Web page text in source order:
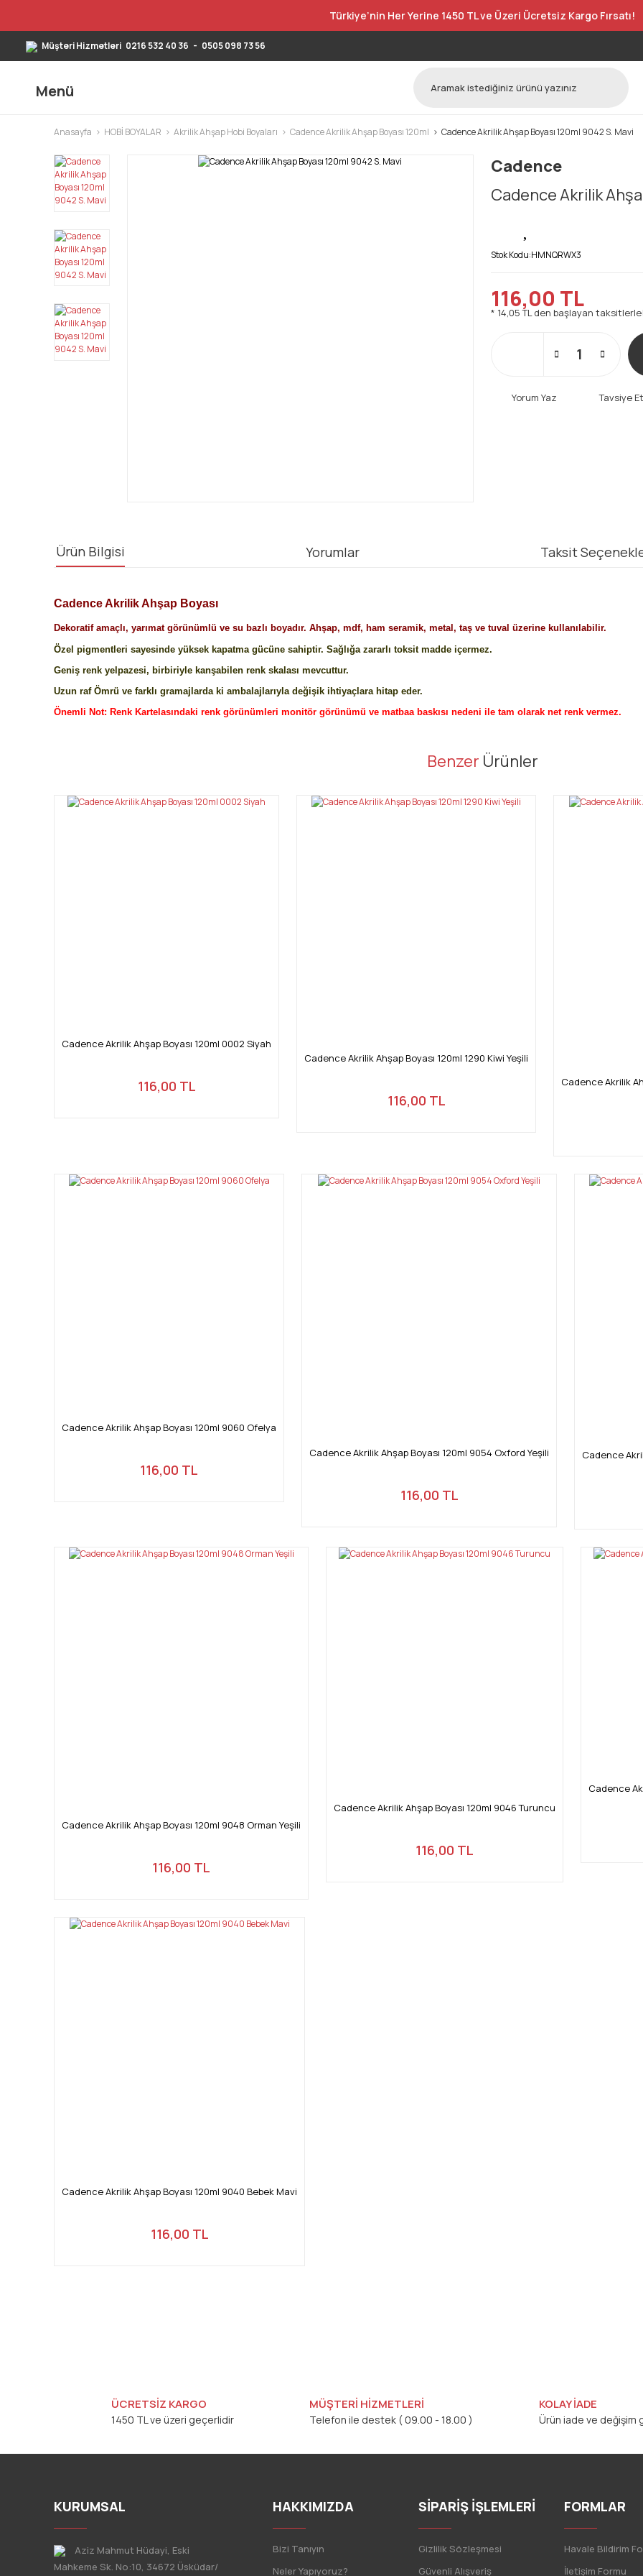
Türkiye’nin Her Yerine 1450 TL ve Üzeri Ücretsiz Kargo Fırsatı!
Müşteri Hizmetleri 0216 532 40 36 - 0505 098 73 56
Menü
Anasayfa HOBİ BOYALAR Akrilik Ahşap Hobi Boyaları Cadence Akrilik Ahşap Boyası 120ml Cadence Akrilik Ahşap Boyası 120ml 9042 S. Mavi
Cadence
Cadence Akrilik
Stok Kodu:HMNQRWX3
116,00 TL
* 14,05 TL den başlayan
Yorum Yaz Tavsiye Et
Ürün Bilgisi Yorumlar Taksit
Cadence Akrilik Ahşap Boyası
Dekoratif amaçlı, yarımat görünümlü ve su bazlı boyadır. Ahşap, mdf, ham seramik, metal, taş ve tuval üzerine kullanılabilir.
Özel pigmentleri sayesinde yüksek kapatma gücüne sahiptir. Sağlığa zararlı toksit madde içermez.
Geniş renk yelpazesi, birbiriyle kanşabilen renk skalası mevcuttur.
Uzun raf Ömrü ve farklı gramajlarda ki ambalajlarıyla değişik ihtiyaçlara hitap eder.
Önemli Not: Renk Kartelasındaki renk görünümleri monitör görünümü ve matbaa baskısı nedeni ile tam olarak net renk vermez.
Bu ürünün fiyat bilgisi, resim, ürün açıklamalarında ve diğer konularda yetersiz gördüğünüz noktaları öneri formunu kullanarak
Ürün resmi kalitesiz, bozuk veya görüntülenemiyor.
Benzer Ürünler
Cadence Akrilik Ahşap Boyası 120ml 0002 Siyah
116,00 TL
Cadence Akrilik Ahşap Boyası 120ml 1290 Kiwi Yeşili
116,00 TL
Cadence Akrilik
Cadence Akrilik Ahşap Boyası 120ml 9060 Ofelya
116,00 TL
Cadence Akrilik Ahşap Boyası 120ml 9054 Oxford Yeşili
116,00 TL
Cadence
Cadence Akrilik Ahşap Boyası 120ml 9048 Orman Yeşili
116,00 TL
Cadence Akrilik Ahşap Boyası 120ml 9046 Turuncu
116,00 TL
Cadence
Cadence Akrilik Ahşap Boyası 120ml 9040 Bebek Mavi
116,00 TL
ÜCRETSİZ KARGO
1450 TL ve üzeri geçerlidir
MÜŞTERİ HİZMETLERİ
Telefon ile destek ( 09.00 - 18.00 )
KOLAY İADE
Ürün iade ve değişim
KURUMSAL
Aziz Mahmut Hüdayi, Eski
Mahkeme Sk. No:10, 34672 Üsküdar/
HAKKIMIZDA
Bizi Tanıyın
Neler Yapıyoruz?
SİPARİŞ İŞLEMLERİ
Gizlilik Sözleşmesi
Güvenli Alışveriş
FORMLAR
Havale Bildirim
İletişim Formu